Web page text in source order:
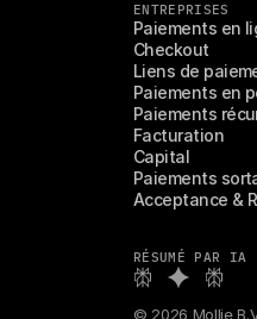
ENTREPRISES
Paiements en
Checkout
Liens de
Paiements en
Paiements
Facturation
Capital
Paiements
Acceptance &
RÉSUMÉ PAR IA
© 2026 Mollie